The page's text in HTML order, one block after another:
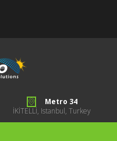
Metro 34
İKİTELLİ, Istanbul, Turkey